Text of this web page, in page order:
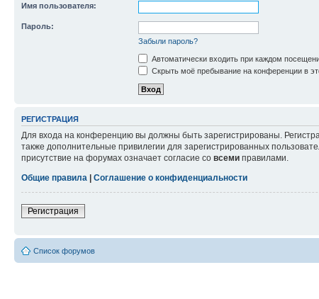
Имя пользователя:
Пароль:
Забыли пароль?
Автоматически входить при каждом
Скрыть моё пребывание на конференции в
РЕГИСТРАЦИЯ
Для входа на конференцию вы должны быть зарегистрированы.
также дополнительные привилегии для зарегистрированных
присутствие на форумах означает согласие со всеми правилами.
Общие правила
Соглашение о конфиденциальности
Регистрация
Список форумов